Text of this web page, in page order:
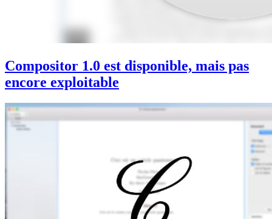
Compositor 1.0 est disponible, mais pas
encore exploitable